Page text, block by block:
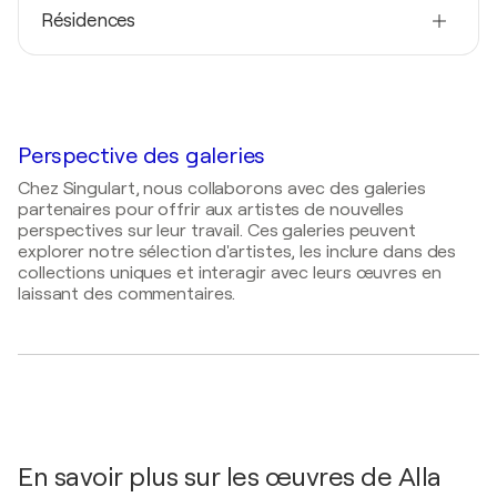
Nomination Award - Nominé- Singapore, Singapour
Pokrovsky Vernissage / City gallery - Tiraspol,
2025
Международный фестиваль акварели Ceret
France 2025. (25/06-03/07/202 / Picasso Museum
- Ceret, France
2025
Second International Watercolor Biennale.
Персональная выставка / Тирасполь - Тирасполь,
Moldavie
Résidences
Симпозиум КАМАРТ - Тирасполь, Moldavie
Perspective des galeries
Chez Singulart, nous collaborons avec des galeries
partenaires pour offrir aux artistes de nouvelles
perspectives sur leur travail. Ces galeries peuvent
explorer notre sélection d'artistes, les inclure dans des
collections uniques et interagir avec leurs œuvres en
laissant des commentaires.
En savoir plus sur les œuvres de Alla